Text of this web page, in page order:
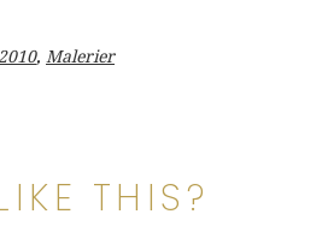
, Malerier
THIS?